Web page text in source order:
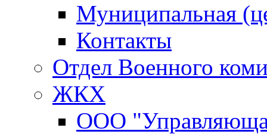
Муниципальная
Контакты
Отдел Военного
ЖКХ
ООО